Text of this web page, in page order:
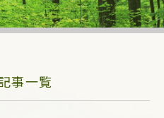
事一覧